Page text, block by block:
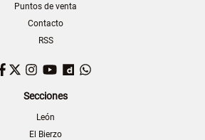
Puntos de venta
Contacto
RSS
Facebook
TwitterInstagram
YouTubeDailymotion
Secciones
León
El Bierzo